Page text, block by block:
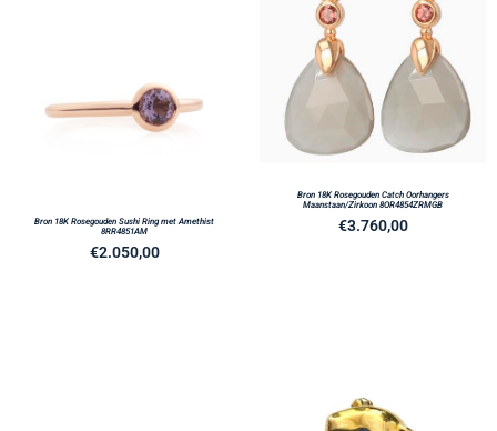
Bron 18K Rosegouden Sushi Ring met Amethist
8RR4851AM
€2.050,00
Bron 18K Rosegouden Catch Oorhangers
Maanstaan/Zirkoon 8OR4854ZRMGB
€3.760,00